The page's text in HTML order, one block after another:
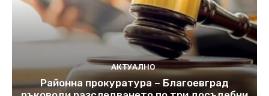
АКТУАЛНО
Районна прокуратура – Благоевград